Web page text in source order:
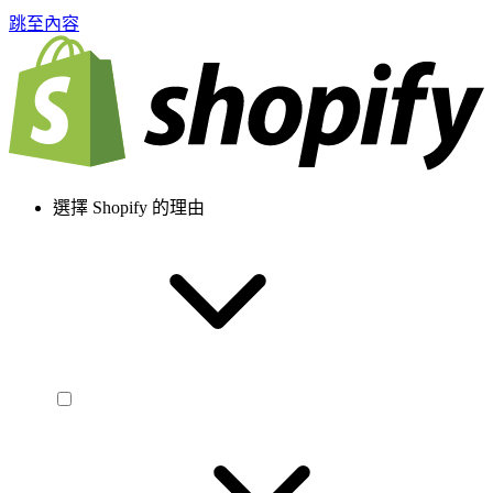
跳至內容
選擇 Shopify 的理由